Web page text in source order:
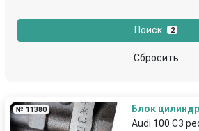
Поиск 2
Сбросить
№ 11380
Блок
Audi 100 С3